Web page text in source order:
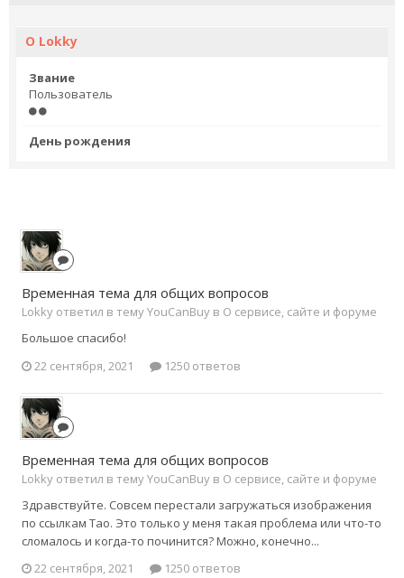
О Lokky
Звание
Пользователь
День рождения
Временная тема для общих вопросов
Lokky ответил в тему YouCanBuy в О сервисе, сайте и форуме
Большое спасибо!
22 сентября, 2021
1250 ответов
Временная тема для общих вопросов
Lokky ответил в тему YouCanBuy в О сервисе, сайте и форуме
Здравствуйте. Совсем перестали загружаться изображения
по ссылкам Тао. Это только у меня такая проблема или что-то
сломалось и когда-то починится? Можно, конечно...
22 сентября, 2021
1250 ответов